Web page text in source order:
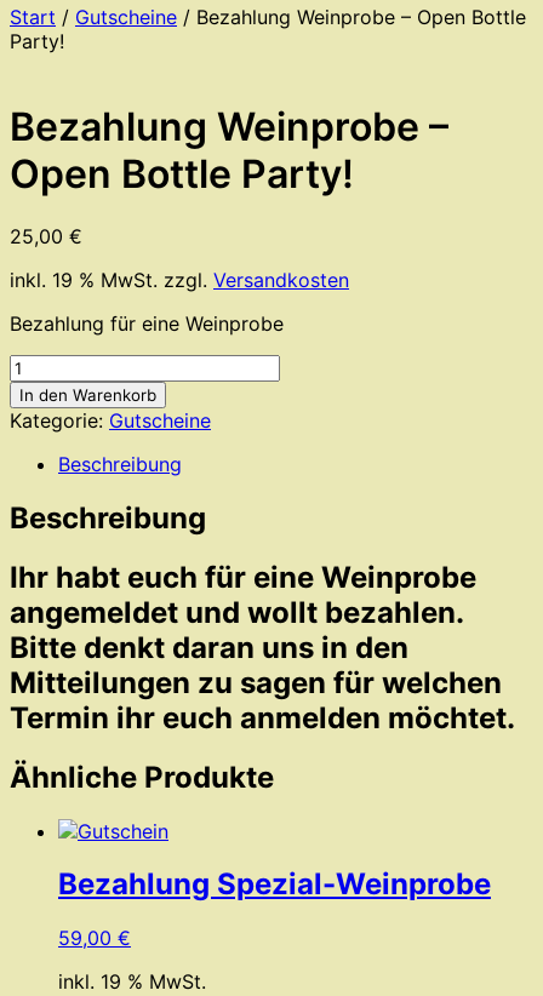
Start / Gutscheine / Bezahlung Weinprobe – Open Bottle
Party!
Bezahlung Weinprobe –
Open Bottle Party!
25,00 €
inkl. 19 % MwSt. zzgl. Versandkosten
Bezahlung für eine Weinprobe
Bezahlung
Weinprobe
-
Open
Bottle
Menge
In den Warenkorb
Kategorie: Gutscheine
Beschreibung
Beschreibung
Ihr habt euch für eine Weinprobe
angemeldet und wollt bezahlen.
Bitte denkt daran uns in den
Mitteilungen zu sagen für welchen
Termin ihr euch anmelden möchtet.
Ähnliche Produkte
Bezahlung Spezial-Weinprobe
59,00 €
inkl. 19 % MwSt.